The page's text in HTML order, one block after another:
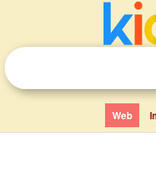
Web